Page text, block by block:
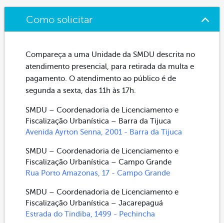
Como solicitar
Compareça a uma Unidade da SMDU descrita no
atendimento presencial, para retirada da multa e
pagamento. O atendimento ao público é de
segunda a sexta, das 11h às 17h.
SMDU – Coordenadoria de Licenciamento e
Fiscalização Urbanística – Barra da Tijuca
Avenida Ayrton Senna, 2001 - Barra da Tijuca
SMDU – Coordenadoria de Licenciamento e
Fiscalização Urbanística – Campo Grande
Rua Porto Amazonas, 17 - Campo Grande
SMDU – Coordenadoria de Licenciamento e
Fiscalização Urbanística – Jacarepaguá
Estrada do Tindiba, 1499 - Pechincha